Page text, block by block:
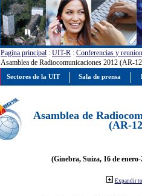
Pagína principal : UIT-R : Conferencias y
Asamblea de Radiocomunicaciones 2012 (AR-
Asamblea de
(AR-
(Ginebra, Suiza, 16 de
Expandir
Sectores de la UIT Sala de prensa